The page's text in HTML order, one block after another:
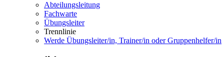
Abteilungsleitung
Fachwarte
Übungsleiter
Trennlinie
Werde Übungsleiter/in, Trainer/in oder Gruppenhelfer/in